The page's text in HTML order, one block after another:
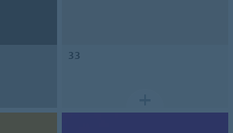
33